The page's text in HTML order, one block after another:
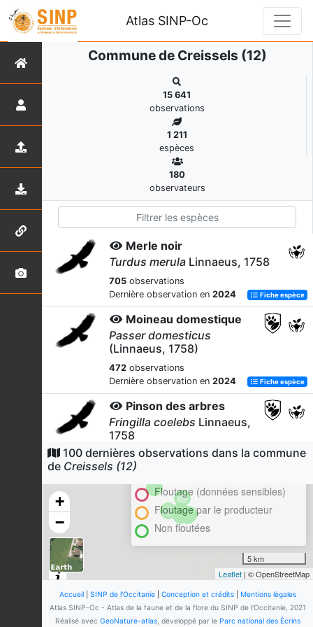
Atlas SINP-Oc
Commune de Creissels (12)
15 641
observations
1 211
espèces
180
observateurs
Merle noir
Turdus merula Linnaeus, 1758
705 observations
Dernière observation en 2024 Fiche espèce
Moineau domestique
Passer domesticus
(Linnaeus, 1758)
472 observations
Dernière observation en 2024 Fiche espèce
Pinson des arbres
Fringilla coelebs Linnaeus,
1758
404observations
Dernière observation en
Rougegorge familier
Erithacus rubecula
(Linnaeus, 1758)
observations
Fiche espèce
Corneille noire
Corvus coroneLinnaeus, 1758
100 dernières observations dans la commune
de Creissels (12)
+
−
Cluster
Floutage (données sensibles)
Floutage par le producteur
Non floutées
5 km
Leaflet | © OpenStreetMap
Accueil| SINP de l'Occitanie| Conception et crédits| Mentions légales
Atlas SINP-Oc - Atlas de la faune et de la flore du SINP de l'Occitanie, 2021
Réalisé avec GeoNature-atlas, développé par le Parc national des Écrins